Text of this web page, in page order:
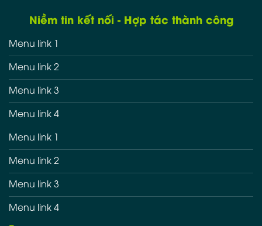
Niềm tin kết nối - Hợp tác thành công
Menu link 1
Menu link 2
Menu link 3
Menu link 4
Menu link 1
Menu link 2
Menu link 3
Menu link 4